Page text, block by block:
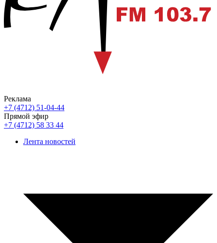
Реклама
+7 (4712) 51-04-44
Прямой эфир
+7 (4712) 58 33 44
Лента новостей